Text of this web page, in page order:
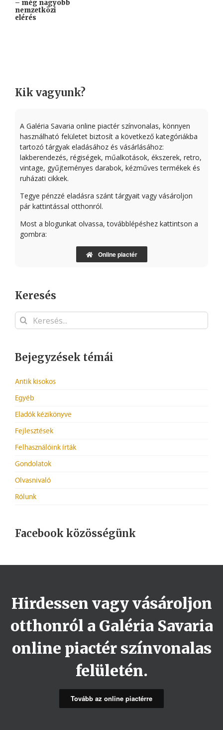
– még nagyobb
nemzetközi
elérés
Kik vagyunk?
A Galéria Savaria online piactér színvonalas, könnyen
használható felületet biztosít a következő kategóriákba
tartozó tárgyak eladásához és vásárlásához:
lakberendezés, régiségek, műalkotások, ékszerek, retro,
vintage, gyűjteményes darabok, kézműves termékek és
ruházati cikkek.
Tegye pénzzé eladásra szánt tárgyait vagy vásároljon
pár kattintással otthonról.
Most a blogunkat olvassa, továbblépéshez kattintson a
gombra:
Online piactér
Keresés
Keresés...
Bejegyzések témái
Antik kisokos
Egyéb
Eladók kézikönyve
Fejlesztések
Felhasználóink írták
Gondolatok
Olvasnivaló
Rólunk
Facebook közösségünk
Hirdessen vagy vásároljon
otthonról a Galéria Savaria
online piactér színvonalas
felületén.
Tovább az online piactérre